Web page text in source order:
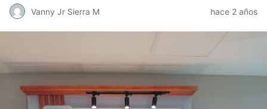
Vanny Jr Sierra M hace 2 años